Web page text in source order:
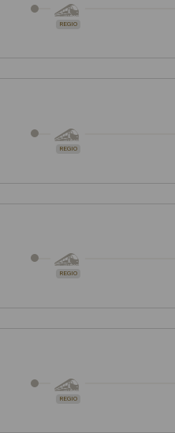
REGIO
REGIO
REGIO
REGIO